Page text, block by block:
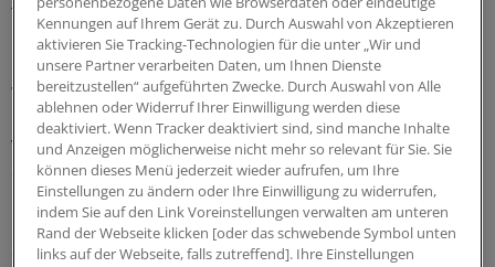
Tisch, er hatte alle an ihn gerichteten Fragen schriftlich
beantwortet.
Was dann über einzelne Vorgänge aus der Köhler-Ära
berichtet wurde, in der zum Teil Feldmann bereits im
Vorstand saß, ließ aber dem Vernehmen nach manchem
die Haare zu Berge stehen.
Die Rede ist von "Selbstbedienungsmentalität" des
ehemaligen KBV-Vorsitzenden - etwa mit Blick auf seine
Kennungen auf Ihrem Gerät zu. Durch Auswahl von Akzeptieren
aktivieren Sie Tracking-Technologien für die unter „Wir und
unsere Partner verarbeiten Daten, um Ihnen Dienste
bereitzustellen“ aufgeführten Zwecke. Durch Auswahl von Alle
ablehnen oder Widerruf Ihrer Einwilligung werden diese
deaktiviert. Wenn Tracker deaktiviert sind, sind manche Inhalte
und Anzeigen möglicherweise nicht mehr so relevant für Sie. Sie
können dieses Menü jederzeit wieder aufrufen, um Ihre
Einstellungen zu ändern oder Ihre Einwilligung zu widerrufen,
indem Sie auf den Link Voreinstellungen verwalten am unteren
Rand der Webseite klicken [oder das schwebende Symbol unten
links auf der Webseite, falls zutreffend]. Ihre Einstellungen